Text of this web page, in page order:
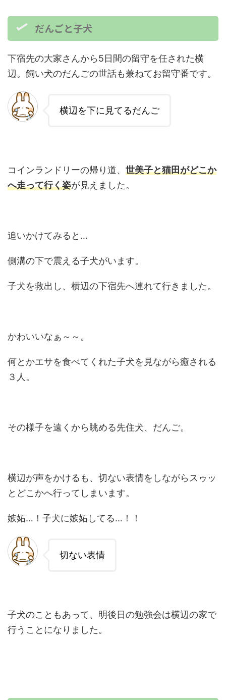
だんごと子犬
下宿先の大家さんから5日間の留守を任された横
辺。飼い犬のだんごの世話も兼ねてお留守番です。
横辺を下に見てるだんご
コインランドリーの帰り道、 世美子と猫田がどこか
へ走って行く姿が見えました。
追いかけてみると…
側溝の下で震える子犬がいます。
子犬を救出し、横辺の下宿先へ連れて行きました。
かわいいなぁ～～。
何とかエサを食べてくれた子犬を見ながら癒される
３人。
その様子を遠くから眺める先住犬、だんご。
横辺が声をかけるも、切ない表情をしながらスゥッ
とどこかへ行ってしまいます。
嫉妬…！子犬に嫉妬してる…！！
切ない表情
子犬のこともあって、明後日の勉強会は横辺の家で
行うことになりました。